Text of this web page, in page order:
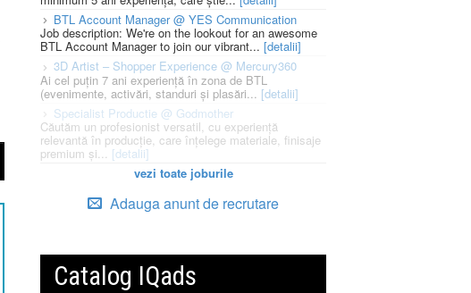
BTL Account Manager @ YES Communication
Job description: We're on the lookout for an awesome
BTL Account Manager to join our vibrant... [detalii]
3D Artist – Shopper Experience @ Mercury360
Ai cel puțin 7 ani experiență în zona de BTL
(evenimente, activări, standuri și plasări... [detalii]
Specialist Productie @ Godmother
Căutăm un profesionist versatil, cu experiență
relevantă în producție, care înțelege materiale, finisaje
premium și... [detalii]
vezi toate joburile
Adauga anunt de recrutare
Catalog IQads